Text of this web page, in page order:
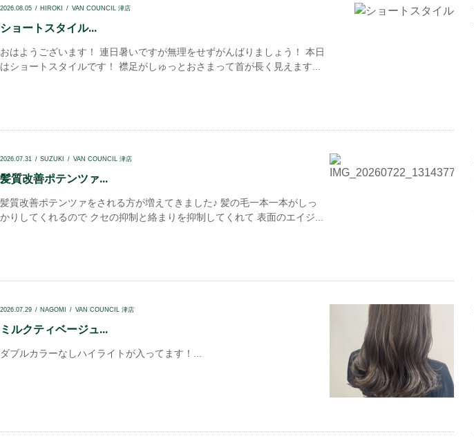
2026.08.05 HIROKI VAN COUNCIL 津店
ショートスタイル...
おはようございます！ 連日暑いですが無理をせずがんばりましょう！ 本日
はショートスタイルです！ 襟足がしゅっとおさまって首が長く見えます...
2026.07.31 SUZUKI VAN COUNCIL 津店
髪質改善ポテンツァ...
髪質改善ポテンツァをされる方が増えてきました♪ 髪の毛一本一本がしっ
かりしてくれるので クセの抑制と絡まりを抑制してくれて 表面のエイジ...
2026.07.29 NAGOMI VAN COUNCIL 津店
ミルクティベージュ...
ダブルカラーなしハイライトが入ってます！...